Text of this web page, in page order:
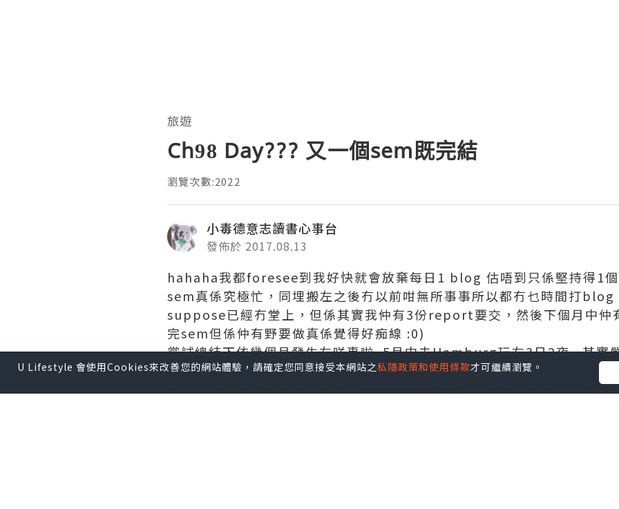
旅遊
Ch98 Day??? 又一個sem既完結
瀏覽次數:2022
小毒德意志讀書心事台
發佈於 2017.08.13
hahaha我都foresee到我好快就會放棄每日1 blog 估唔到只係堅持得1
sem真係究極忙，同埋搬左之後冇以前咁無所事事所以都冇乜時間打
suppose已經冇堂上，但係其實我仲有3份report要交，然後下個月中
完sem但係仲有野要做真係覺得好痴線 :0)
嘗試總結下依幾個月發生左咩事啦~5月中去Hamburg玩左3日2夜...其實
去到都星期5晚wwww 6月頭去左Belgium走左轉，其實2年前grad trip
同又撞正公眾假期有些少連假，東東又未去過所以就去左。今次都係住
U Lifestyle 會使用Cookies來改善您的網站體驗，請確定您同意接受本網站之私隱政策和使用條款才可繼續瀏覽。